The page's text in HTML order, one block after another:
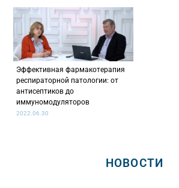
Эффективная фармакотерапия
респираторной патологии: от
антисептиков до
иммуномодуляторов
2022.06.30
НОВОСТИ